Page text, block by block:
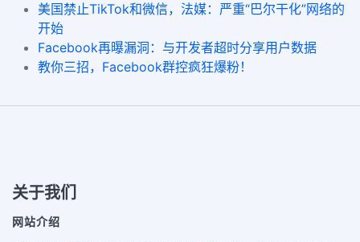
美国禁止TikTok和微信，法媒：严重“巴尔干化”网络的
开始
Facebook再曝漏洞：与开发者超时分享用户数据
教你三招，Facebook群控疯狂爆粉！
关于我们
网站介绍